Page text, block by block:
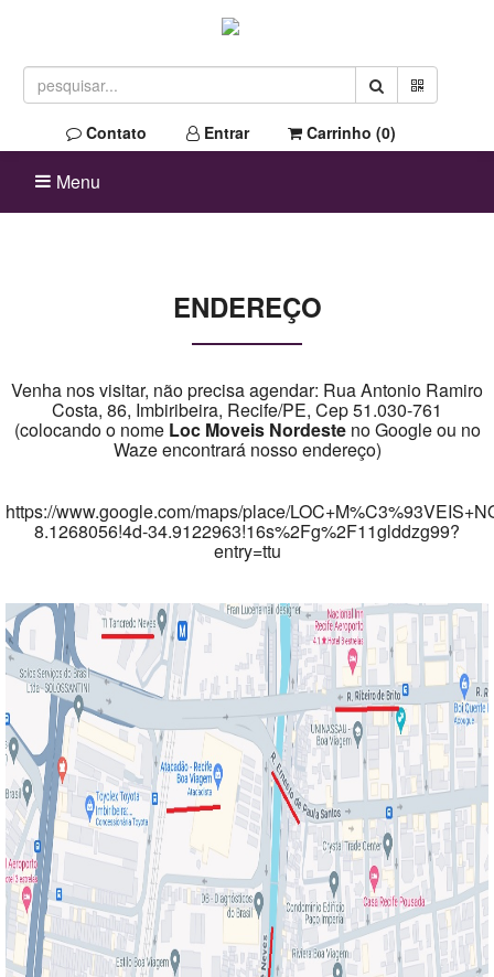
Contato Entrar Carrinho (0)
Menu
ENDEREÇO
Venha nos visitar, não precisa agendar: Rua Antonio Ramiro
Costa, 86, Imbiribeira, Recife/PE, Cep 51.030-761
(colocando o nomeLoc Moveis Nordesteno Google ou no
Waze encontrará nosso endereço)
https://www.google.com/maps/place/
8.1268056!4d-34.9122963!16s%2Fg%2F11glddzg99?
entry=ttu